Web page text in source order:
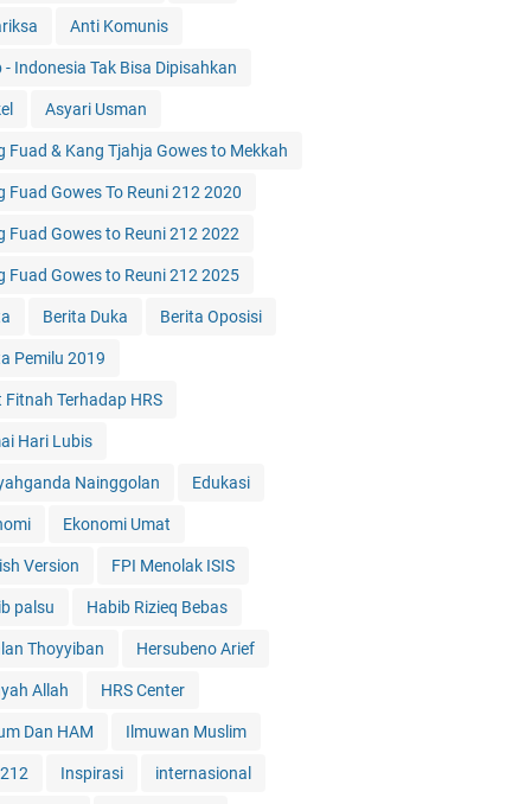
Anti Komunis
- Indonesia Tak Bisa Dipisahkan
Asyari Usman
Fuad & Kang Tjahja Gowes to Mekkah
Fuad Gowes To Reuni 212 2020
Fuad Gowes to Reuni 212 2022
Fuad Gowes to Reuni 212 2025
Berita Duka Berita Oposisi
Pemilu 2019
Fitnah Terhadap HRS
Hari Lubis
Nainggolan Edukasi
Ekonomi Umat
Version FPI Menolak ISIS
palsu Habib Rizieq Bebas
Thoyyiban Hersubeno Arief
Allah HRS Center
Dan HAM Ilmuwan Muslim
Inspirasi internasional